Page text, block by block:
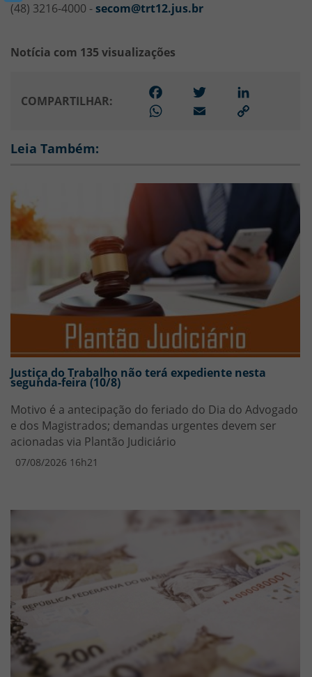
(48) 3216-4000 -secom@trt12.jus.br
Notícia com 135 visualizações
COMPARTILHAR:
Facebook Twitter
WhatsApp
Leia Também:
Justiça do Trabalho não terá expediente nesta
segunda-feira (10/8)
Motivo é a antecipação do feriado do Dia do Advogado
e dos Magistrados; demandas urgentes devem ser
acionadas via Plantão Judiciário
07/08/2026 16h21